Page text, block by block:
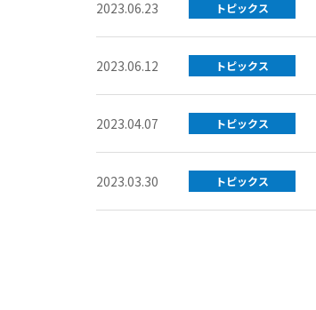
2023.06.23 トピックス
2023.06.12 トピックス
2023.04.07 トピックス
2023.03.30 トピックス